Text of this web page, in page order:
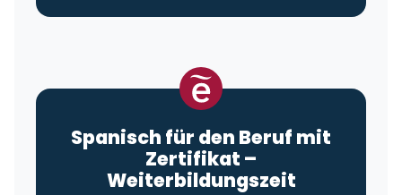
Spanisch für den Beruf mit
Zertifikat –
Weiterbildungszeit